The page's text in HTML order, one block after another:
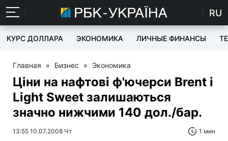
RU
КУРС ДОЛЛАРА ЭКОНОМИКА ЛИЧНЫЕ ФИНАНСЫ
Главная » Бизнес » Экономика
Ціни на нафтові ф'ючерси Brent і
Light Sweet залишаються
значно нижчими 140 дол./бар.
13:55 10.07.2008 Чт 1 мин